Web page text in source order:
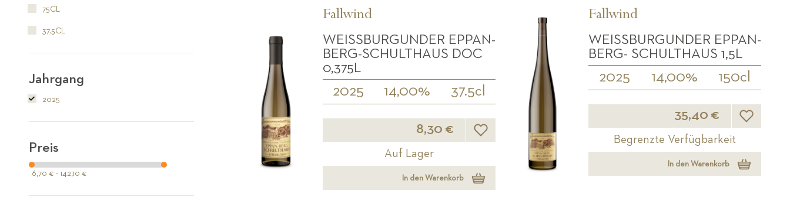
Fallwind
WEISSBURGUNDER EPPAN-B
ERG-SCHULTHAUS DOC 0
,375L
2025 14,00% 37.5cl
8,30 € Wunschliste
Auf Lager
In den Warenkorb
Fallwind
WEISSBURGUNDER EPPAN-B
ERG- SCHULTHAUS 1,5L
2025 14,00% 150cl
35,40 € Wunschliste
Begrenzte Verfügbarkeit
In den Warenkorb
75CL
37.5CL
Jahrgang
2025
Preis
6,70 € - 142,10 €